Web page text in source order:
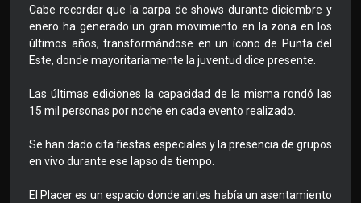
Cabe recordar que la carpa de shows durante diciembre y
enero ha generado un gran movimiento en la zona en los
últimos años, transformándose en un ícono de Punta del
Este, donde mayoritariamente la juventud dice presente.
Las últimas ediciones la capacidad de la misma rondó las
15 mil personas por noche en cada evento realizado.
Se han dado cita fiestas especiales y la presencia de grupos
en vivo durante ese lapso de tiempo.
El Placer es un espacio donde antes había un asentamiento